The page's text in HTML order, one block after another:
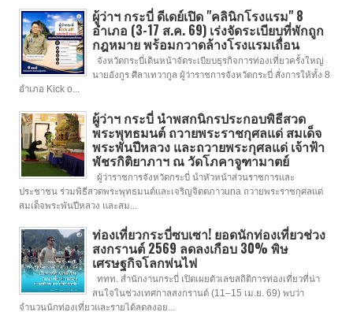
ผู้ว่าฯ กระบี่ ดีเดย์เปิด "คลินิกโรงแรม" 8
อำเภอ (3-17 ส.ค. 69) เร่งจัดระเบียบที่พักถูก
กฎหมาย พร้อมกวาดล้างโรงแรมเถื่อน
จังหวัดกระบี่เดินหน้าจัดระเบียบธุรกิจการท่องเที่ยวครั้งใหญ่
นายอังกูร ศีลาเทวากูล ผู้ว่าราชการจังหวัดกระบี่ สั่งการให้ทั้ง 8
อำเภอ Kick o...
ผู้ว่าฯ กระบี่ นำพสกนิกรประกอบพิธีสวด
พระพุทธมนต์ ถวายพระราชกุศลแด่ สมเด็จ
พระพันปีหลวง และถวายพระกุศลแด่ เจ้าฟ้า
พัชรกิติยาภาฯ ณ วัดโภคาจูฑามาตย์
ผู้ว่าราชการจังหวัดกระบี่ นำหัวหน้าส่วนราชการและ
ประชาชน ร่วมพิธีสวดพระพุทธมนต์และเจริญจิตตภาวuna ถวายพระราชกุศลแด่
สมเด็จพระพันปีหลวง และสม...
ท่องเที่ยวกระบี่ซบเซา! ยอดนักท่องเที่ยวช่วง
สงกรานต์ 2569 ลดลงเกือบ 30% พิษ
เศรษฐกิจโลกพ่นไฟ
ททท. สำนักงานกระบี่ เปิดเผยตัวเลขสถิติการท่องเที่ยวที่น่า
สนใจในช่วงเทศกาลสงกรานต์ (11–15 เม.ย. 69) พบว่า
จำนวนนักท่องเที่ยวและรายได้ลดลงอย...